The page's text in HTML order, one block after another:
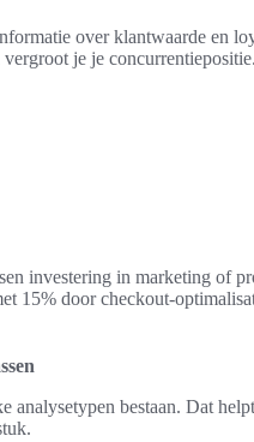
over klantwaarde en
je je concurrentiepositie.
investering in marketing of
15% door checkout-
analysetypen bestaan. Dat